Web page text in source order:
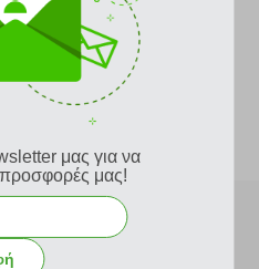
μας για να
προσφορές μας!